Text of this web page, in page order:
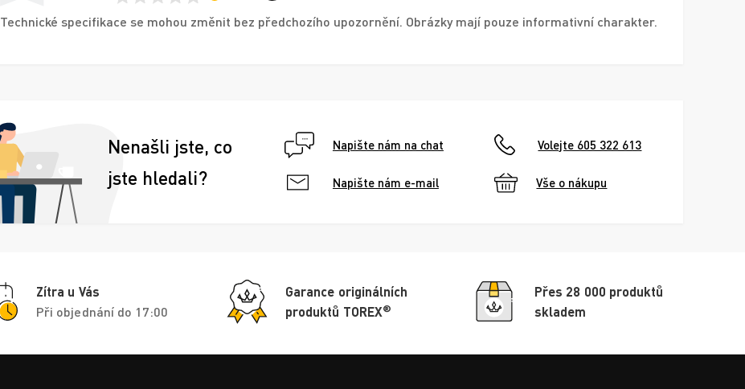
Technické specifikace se mohou změnit bez předchozího upozornění. Obrázky mají pouze informativní charakter.
Nenašli jste, co
jste hledali?
Napište nám na chat Volejte 605 322 613
Napište nám e-mail Vše o nákupu
Zítra u Vás
Při objednání do 17:00
Garance originálních
produktů TOREX®
Přes 28 000 produktů
skladem